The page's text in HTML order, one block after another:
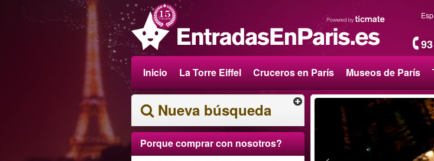
Inicio La Torre Eiffel Cruceros en París Museos de París
Nueva búsqueda
Porque comprar con nosotros?